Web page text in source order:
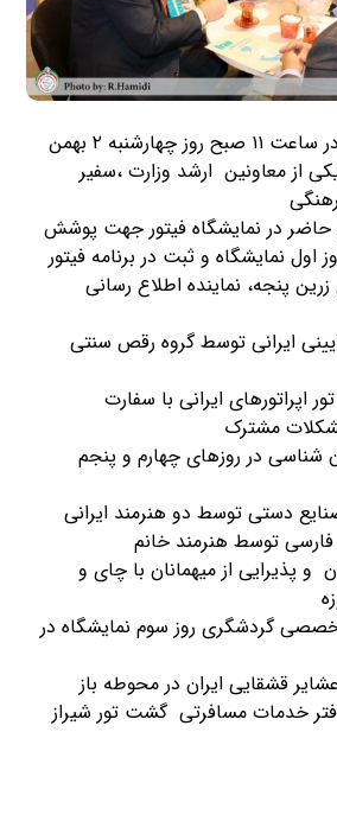
• افتتاح غرفه ایران در ساعت ۱۱ صبح روز چهارشنبه ۲ بهمن
از معاونین ارشد وزارت ،سفیر
حاضر در نمایشگاه فیتور جهت پوشش
اول نمایشگاه و ثبت در برنامه فیتور
پنجه، نماینده اطلاع رسانی
ایرانی توسط گروه رقص سنتی
ایرانی با سفارت
مشترک
شناسی در روزهای چهارم و پنجم
دستی توسط دو هنرمند ایرانی
توسط هنرمند خانم
پذیرایی از میهمانان با چای و
گردشگری روز سوم نمایشگاه در
قشقایی ایران در محوطه باز
خدمات مسافرتی گشت تور شیراز